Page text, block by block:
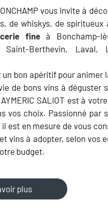
vous invite à
de whiskys, de spiritueux
fineà Bonchamp-
Saint-Berthevin, Laval,
un bon apéritif pour animer
de bons vins à déguster
SALIOT est à
vos choix. Passionné par
est en mesure de vous
vins à adopter, selon vos
budget.
plus